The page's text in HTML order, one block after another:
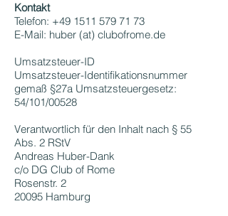
Kontakt
Telefon: +49 1511 579 71 73
E-Mail: huber (at) clubofrome.de
Umsatzsteuer-ID
Umsatzsteuer-Identifikationsnummer
gemaß §27a Umsatzsteuergesetz:
54/101/00528
Verantwortlich für den Inhalt nach § 55
Abs. 2 RStV
Andreas Huber-Dank
c/o DG Club of Rome
Rosenstr. 2
20095 Hamburg